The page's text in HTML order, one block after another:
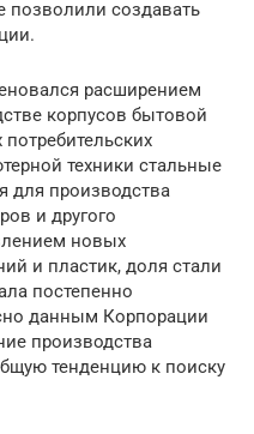
позволили создавать
расширением
корпусов бытовой
потребительских
техники стальные
для производства
и другого
новых
и пластик, доля стали
постепенно
данным Корпорации
производства
тенденцию к поиску